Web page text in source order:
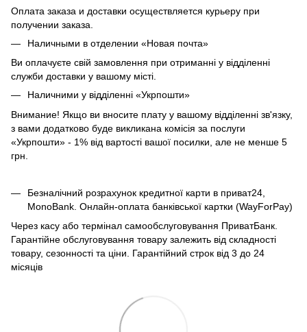
Оплата заказа и доставки осуществляется курьеру при
получении заказа.
Наличными в отделении «Новая почта»
Ви оплачуєте свій замовлення при отриманні у відділенні
служби доставки у вашому місті.
Наличними у відділенні «Укрпошти»
Внимание! Якщо ви вносите плату у вашому відділенні зв'язку,
з вами додатково буде викликана комісія за послуги
«Укрпошти» - 1% від вартості вашої посилки, але не менше 5
грн.
Безналічний розрахунок кредитної карти в приват24,
MonoBank. Онлайн-оплата банківської картки (WayForPay)
Через касу або термінал самообслуговування ПриватБанк.
Гарантійне обслуговування товару залежить від складності
товару, сезонності та ціни. Гарантійний строк від 3 до 24
місяців